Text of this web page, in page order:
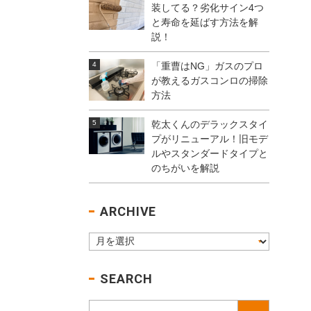
装してる？劣化サイン4つ
と寿命を延ばす方法を解
説！
「重曹はNG」ガスのプロ
が教えるガスコンロの掃除
方法
乾太くんのデラックスタイ
プがリニューアル！旧モデ
ルやスタンダードタイプと
のちがいを解説
ARCHIVE
SEARCH